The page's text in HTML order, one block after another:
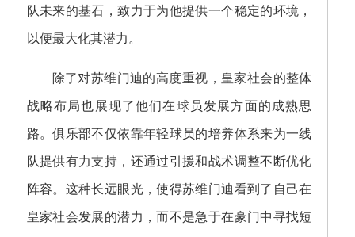
队未来的基石，致力于为他提供一个稳定的环境，
以便最大化其潜力。
除了对苏维门迪的高度重视，皇家社会的整体
战略布局也展现了他们在球员发展方面的成熟思
路。俱乐部不仅依靠年轻球员的培养体系来为一线
队提供有力支持，还通过引援和战术调整不断优化
阵容。这种长远眼光，使得苏维门迪看到了自己在
皇家社会发展的潜力，而不是急于在豪门中寻找短